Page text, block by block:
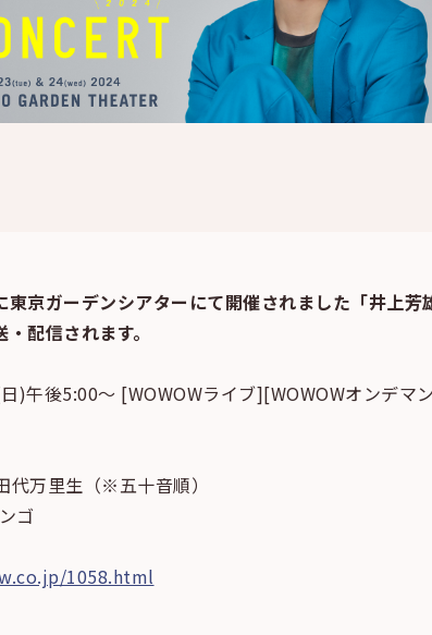
京ガーデンシアターにて開催されました「井上
配信されます。
)午後5:00～ [WOWOWライブ][WOWOWオンデマ
代万里生（※五十音順）
ゴ
1058.html